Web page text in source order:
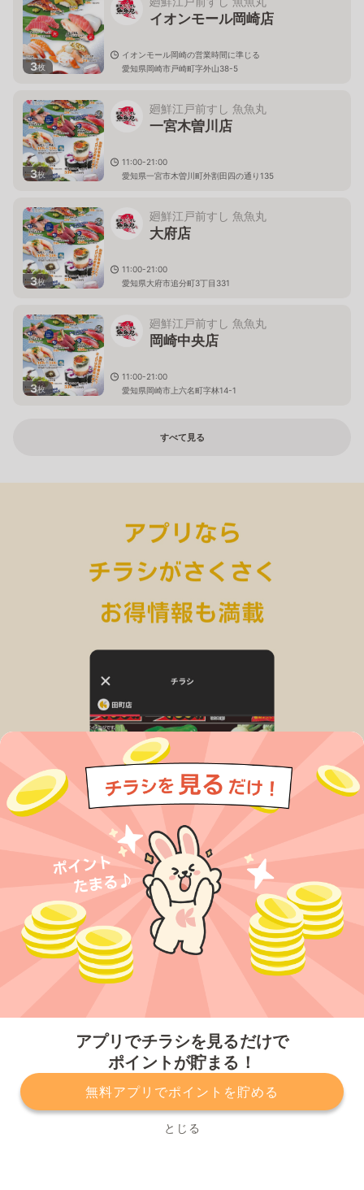
アプリでチラシを見るだけで
ポイントが貯まる！
無料アプリでポイントを貯める
とじる
3枚
イオンモール岡崎店
イオンモール岡崎の営業時間に準じる
愛知県岡崎市戸崎町字外山38-5
3枚
廻鮮江戸前すし 魚魚丸
一宮木曽川店
11:00-21:00
愛知県一宮市木曽川町外割田四の通り135
3枚
廻鮮江戸前すし 魚魚丸
大府店
11:00-21:00
愛知県大府市追分町3丁目331
3枚
廻鮮江戸前すし 魚魚丸
岡崎中央店
11:00-21:00
愛知県岡崎市上六名町字林14-1
すべて見る
プライバシーポリシー 利用規約
運営会社
サービスに関してのお問い合わせ